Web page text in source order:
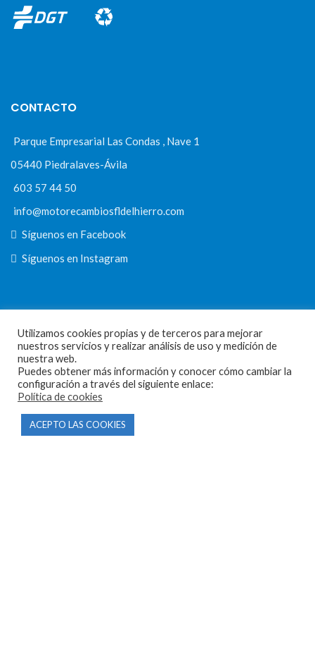
CONTACTO
Parque Empresarial Las Condas , Nave 1
05440 Piedralaves-Ávila
603 57 44 50
info@motorecambiosfldelhierro.com
Síguenos en Facebook
Síguenos en Instagram
Inicio
Tienda
Tasamos tu moto
Contacto
Utilizamos cookies propias y de terceros para mejorar
nuestros servicios y realizar análisis de uso y medición de
nuestra web.
Puedes obtener más información y conocer cómo cambiar la
configuración a través del siguiente enlace:
Política de cookies
ACEPTO LAS COOKIES